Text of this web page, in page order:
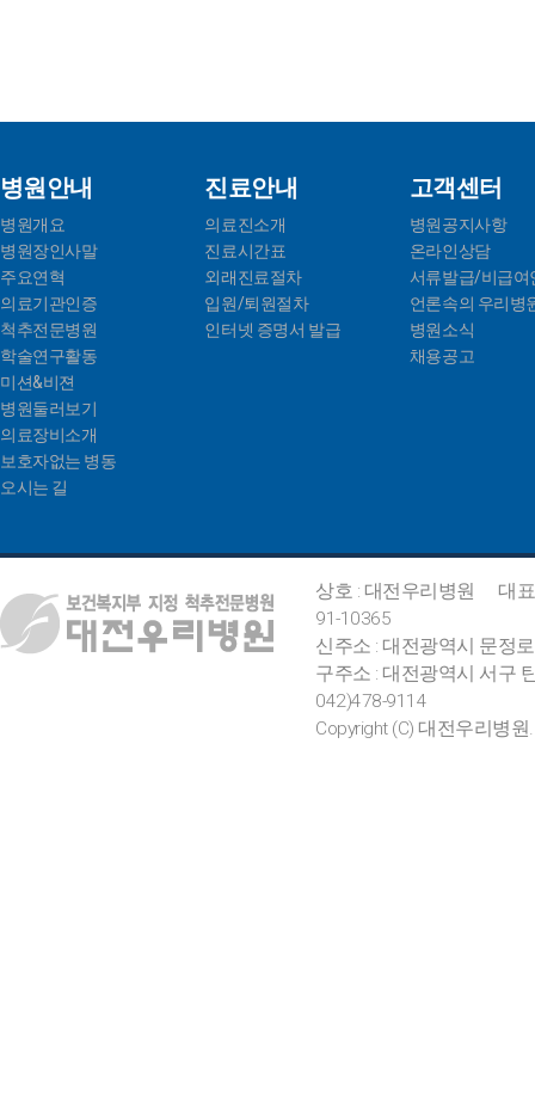
병원안내
병원개요
병원장인사말
주요연혁
의료기관인증
척추전문병원
학술연구활동
미션&비젼
병원둘러보기
의료장비소개
보호자없는 병동
오시는 길
진료안내
의료진소개
진료시간표
외래진료절차
입원/퇴원절차
인터넷 증명서 발급
고객센터
병원공지사항
온라인상담
서류발급/비급여
언론속의 우리병
병원소식
채용공고
상호 : 대전우리병원
대
91-10365
신주소 : 대전광역시 문정
구주소 : 대전광역시 서구
042)478-9114
Copyright (C) 대전우리병원